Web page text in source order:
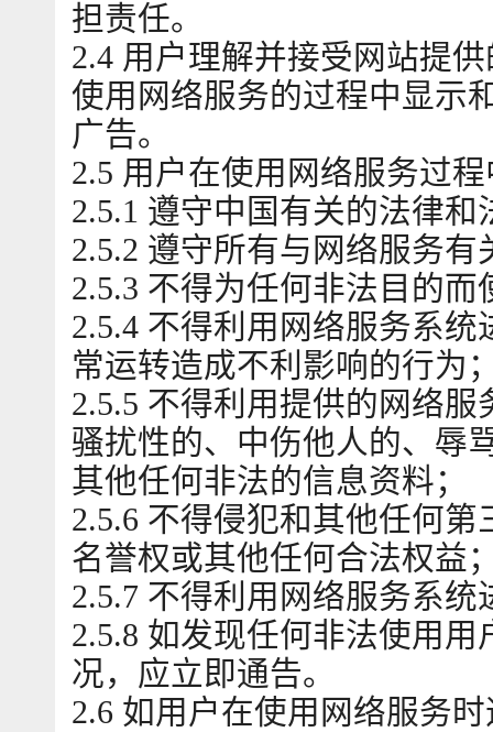
担责任。
2.4 用户理解并接受网站提
使用网络服务的过程中显示
广告。
2.5 用户在使用网络服务过
2.5.1 遵守中国有关的法律和
2.5.2 遵守所有与网络服务
2.5.3 不得为任何非法目的
2.5.4 不得利用网络服务系
常运转造成不利影响的行为
2.5.5 不得利用提供的网络
骚扰性的、中伤他人的、辱
其他任何非法的信息资料；
2.5.6 不得侵犯和其他任何
名誉权或其他任何合法权益
2.5.7 不得利用网络服务系
2.5.8 如发现任何非法使用
况，应立即通告。
2.6 如用户在使用网络服务